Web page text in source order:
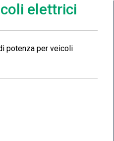
elettrici
potenza per veicoli